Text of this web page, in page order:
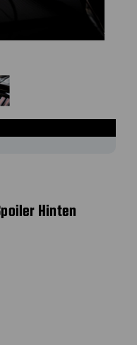
Hinten